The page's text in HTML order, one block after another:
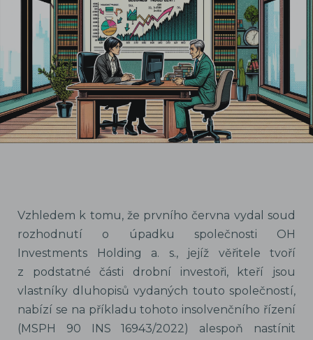
Vzhledem k tomu, že prvního června vydal soud
rozhodnutí o úpadku společnosti OH
Investments Holding a. s., jejíž věřitele tvoří
z podstatné části drobní investoři, kteří jsou
vlastníky dluhopisů vydaných touto společností,
nabízí se na příkladu tohoto insolvenčního řízení
(MSPH 90 INS 16943/2022) alespoň nastínit